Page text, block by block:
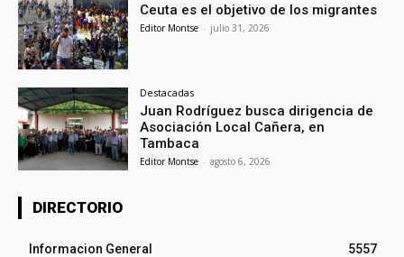
Ceuta es el objetivo de los migrantes
Editor Montse - julio 31, 2026
Destacadas
Juan Rodríguez busca dirigencia de
Asociación Local Cañera, en
Tambaca
Editor Montse - agosto 6, 2026
DIRECTORIO
Informacion General
5557